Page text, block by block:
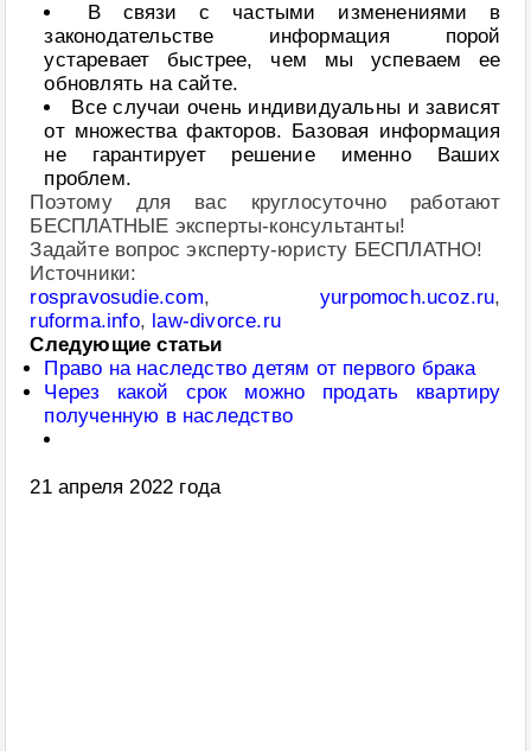
В связи с частыми изменениями в
законодательстве информация порой
устаревает быстрее, чем мы успеваем ее
обновлять на сайте.
Все случаи очень индивидуальны и зависят
от множества факторов. Базовая информация
не гарантирует решение именно Ваших
проблем.
Поэтому для вас круглосуточно работают
БЕСПЛАТНЫЕ эксперты-консультанты!
Задайте вопрос эксперту-юристу БЕСПЛАТНО!
Источники:
rospravosudie.com, yurpomoch.ucoz.ru,
ruforma.info, law-divorce.ru
Следующие статьи
Право на наследство детям от первого брака
Через какой срок можно продать квартиру
полученную в наследство
21 апреля 2022 года